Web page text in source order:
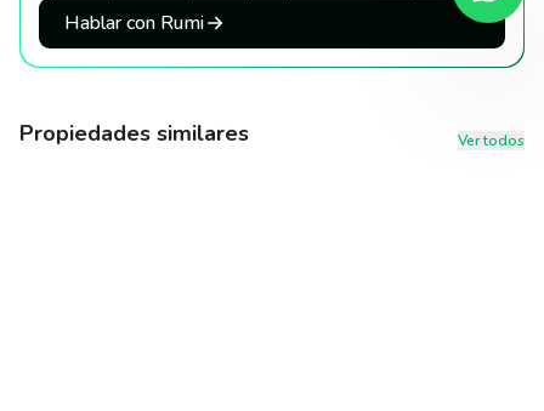
Hablar con Rumi
Propiedades similares Ver todos